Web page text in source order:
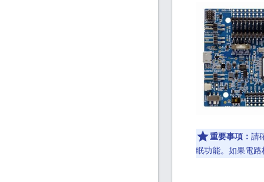
重要事項： 請
眠功能。如果電路